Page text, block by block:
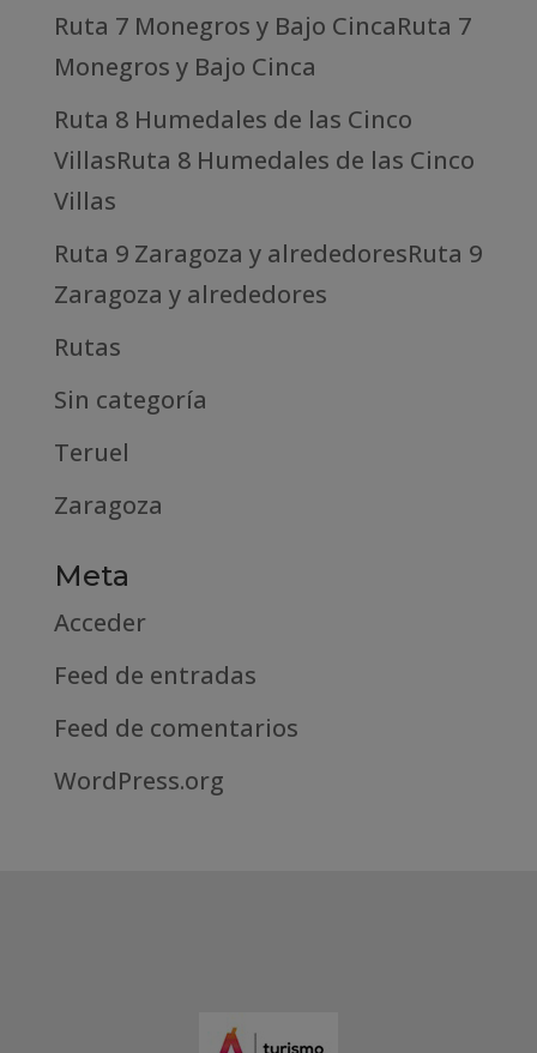
Ruta 7 Monegros y Bajo CincaRuta 7
Monegros y Bajo Cinca
Ruta 8 Humedales de las Cinco
VillasRuta 8 Humedales de las Cinco
Villas
Ruta 9 Zaragoza y alrededoresRuta 9
Zaragoza y alrededores
Rutas
Sin categoría
Teruel
Zaragoza
Meta
Acceder
Feed de entradas
Feed de comentarios
WordPress.org